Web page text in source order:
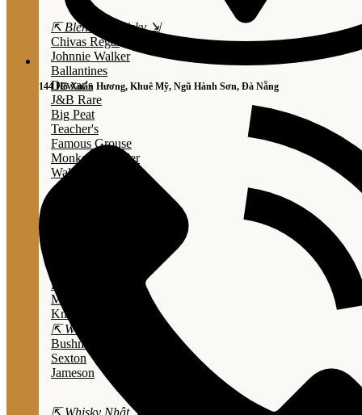
144 Hồ Xuân Hương, Khuê Mỹ, Ngũ Hành Sơn, Đà Nẵng
⇱ Blended Whisky ⇲
Chivas Regal
Johnnie Walker
Ballantines
Dewar's
J&B Rare
Big Peat
Teacher's
Famous Grouse
Monkey Shouder
Wall Street
Evan Williams
Marker's Mark
Knob Creek
⇱ Whiskey Ailen ⇲
Bushmills
Sexton
Jameson
⇱ Whisky Nhật ⇲